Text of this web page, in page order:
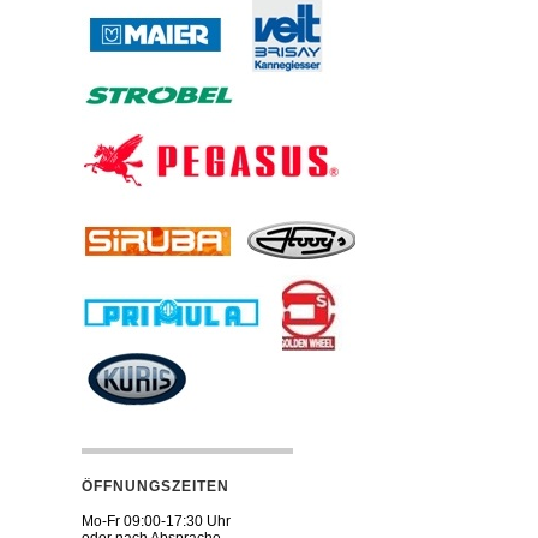
ÖFFNUNGSZEITEN
Mo-Fr 09:00-17:30 Uhr